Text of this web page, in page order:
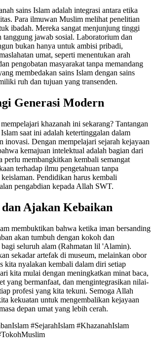
sains Islam adalah integrasi antara etika
Para ilmuwan Muslim melihat penelitian
ibadah. Mereka sangat menjunjung tinggi
jawab sosial. Laboratorium dan
bukan hanya untuk ambisi pribadi,
umat, seperti menentukan arah
pengobatan masyarakat tanpa memandang
membedakan sains Islam dengan sains
ruh dan tujuan yang transenden.
Generasi Modern
khazanah ini sekarang? Tantangan
saat ini adalah ketertinggalan dalam
inovasi. Dengan mempelajari sejarah kejayaan
kemajuan intelektual adalah bagian dari
membangkitkan kembali semangat
terhadap ilmu pengetahuan tanpa
Pendidikan harus kembali
pengabdian kepada Allah SWT.
Ajakan Kebaikan
membuktikan bahwa ketika iman bersanding
akan tumbuh dengan kokoh dan
seluruh alam (Rahmatan lil 'Alamin).
sekadar artefak di museum, melainkan obor
kita nyalakan kembali dalam diri setiap
kita mulai dengan meningkatkan minat baca,
yang bermanfaat, dan mengintegrasikan nilai-
profesi yang kita tekuni. Semoga Allah
kekuatan untuk mengembalikan kejayaan
depan umat yang lebih cerah.
#SejarahIslam #KhazanahIslam